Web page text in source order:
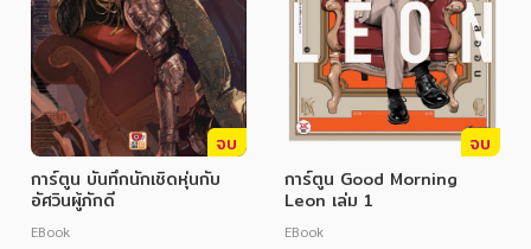
จบ
การ์ตูน บันทึกนักเชิดหุ่นกับ
อัศวินผู้ภักดี
EBook
จบ
การ์ตูน Good Morning
Leon เล่ม 1
EBook